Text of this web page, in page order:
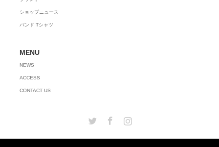
ショップニュース
バンド Tシャツ
MENU
NEWS
ACCESS
CONTACT US
Twitter Facebook